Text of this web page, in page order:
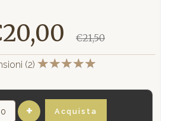
€21,50
(2)
+ Acquista